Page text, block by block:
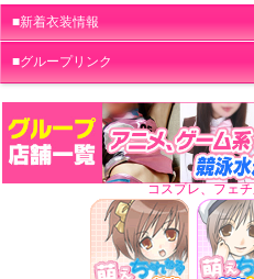
■新着衣装情報
グループリンク
コスプレ、フェ